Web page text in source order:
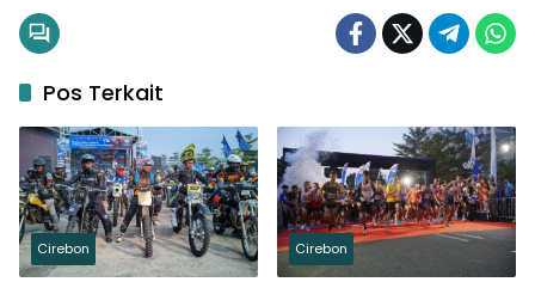
Pos Terkait
Cirebon Cirebon